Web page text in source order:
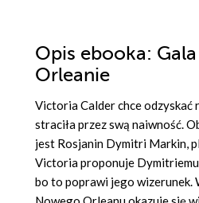
Opis ebooka:
Orleanie
Victoria Calder chce odzyskać
straciła przez swą naiwność.
jest Rosjanin Dymitri Markin,
Victoria proponuje
bo to poprawi jego wizerunek.